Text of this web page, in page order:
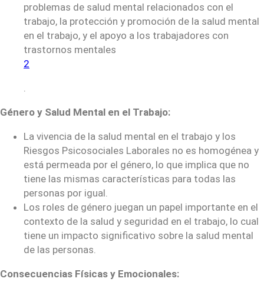
problemas de salud mental relacionados con el
trabajo, la protección y promoción de la salud mental
en el trabajo, y el apoyo a los trabajadores con
trastornos mentales
2
Género y Salud Mental en el Trabajo:
La vivencia de la salud mental en el trabajo y los
Riesgos Psicosociales Laborales no es homogénea y
está permeada por el género, lo que implica que no
tiene las mismas características para todas las
personas por igual.
Los roles de género juegan un papel importante en el
contexto de la salud y seguridad en el trabajo, lo cual
tiene un impacto significativo sobre la salud mental
de las personas.
Consecuencias Físicas y Emocionales: